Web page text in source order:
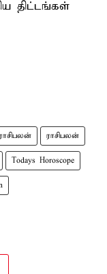
திட்டங்கள்
ராசிபலன்
Todays Horoscope